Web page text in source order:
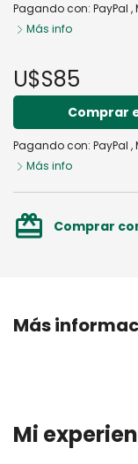
Pagando con: PayPal ,
Más info
U$S85
Comprar
Pagando con: PayPal ,
Más info
card_giftcard Comprar
Más
Mi